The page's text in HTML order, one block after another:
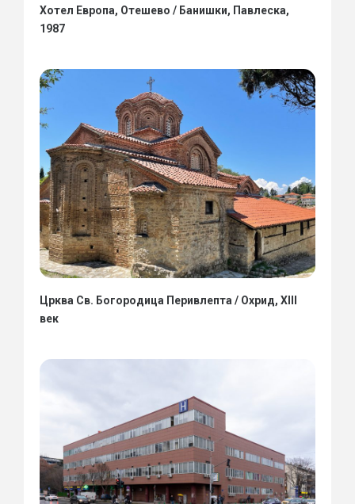
Хотел Европа, Отешево / Банишки, Павлеска,
1987
Црква Св. Богородица Перивлепта / Охрид, XIII
век